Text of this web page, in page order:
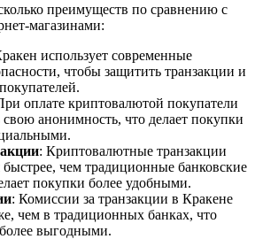
преимуществ по сравнению с
магазинами:
использует современные
чтобы защитить транзакции и
оплате криптовалютой покупатели
свою анонимность, что делает покупки
: Криптовалютные транзакции
чем традиционные банковские
покупки более удобными.
: Комиссии за транзакции в Кракене
чем в традиционных банках, что
выгодными.